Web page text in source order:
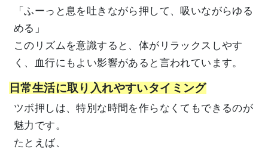
「ふーっと息を吐きながら押して、吸いながらゆる
める」
このリズムを意識すると、体がリラックスしやす
く、血行にもよい影響があると言われています。
日常生活に取り入れやすいタイミング
ツボ押しは、特別な時間を作らなくてもできるのが
魅力です。
たとえば、